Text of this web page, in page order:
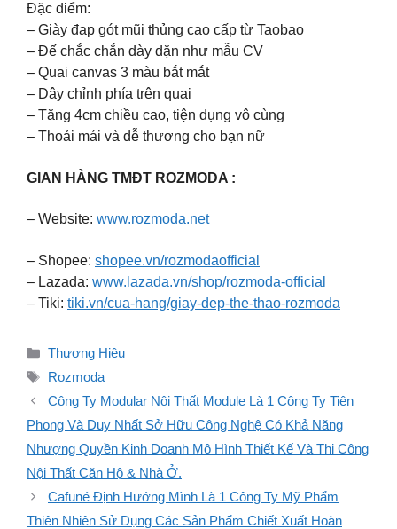
Đặc điểm:
– Giày đạp gót mũi thủng cao cấp từ Taobao
– Đế chắc chắn dày dặn như mẫu CV
– Quai canvas 3 màu bắt mắt
– Dây chỉnh phía trên quai
– Tăng 4cm chiều cao, tiện dụng vô cùng
– Thoải mái và dễ thương cho bạn nữ
GIAN HÀNG TMĐT ROZMODA :
– Website: www.rozmoda.net
– Shopee: shopee.vn/rozmodaofficial
– Lazada: www.lazada.vn/shop/rozmoda-official
– Tiki: tiki.vn/cua-hang/giay-dep-the-thao-rozmoda
Danh
mục
Thương Hiệu
Thẻ
Rozmoda
Công Ty Modular Nội Thất Module Là 1 Công Ty Tiên
Phong Và Duy Nhất Sở Hữu Công Nghệ Có Khả Năng
Nhượng Quyền Kinh Doanh Mô Hình Thiết Kế Và Thi Công
Nội Thất Căn Hộ & Nhà Ở.
Cafuné Định Hướng Mình Là 1 Công Ty Mỹ Phẩm
Thiên Nhiên Sử Dụng Các Sản Phẩm Chiết Xuất Hoàn